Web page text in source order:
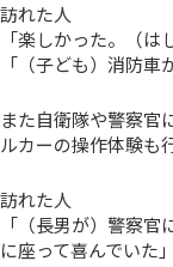
訪れた人
「楽しかった。（は
「（子ども）消防車
また自衛隊や警察官
ルカーの操作体験も
訪れた人
「（長男が）警察
に座って喜んでいた」